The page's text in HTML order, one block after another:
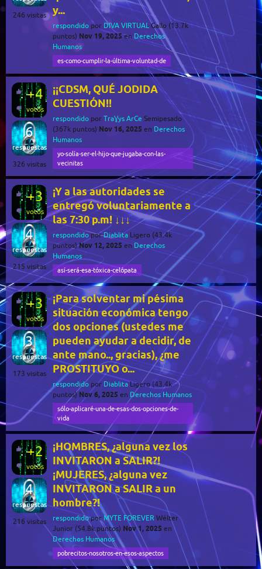
246 visitas
y...
respondido por DIVA VIRTUAL Gallo (13.7k
puntos) Nov 19, 2025 enDerechos
Humanos
es-como-cumplir-la-última-voluntad-de
+4
votos
6
respuestas
326 visitas
¡¡CDSM, QUÉ JODIDA
CUESTIÓN!!
respondido por TraƔys ArCe Semipesado
(367k puntos) Nov 16, 2025 en Derechos
Humanos
yo-solía-ser-el-hijo-que-jugaba-con-las-
vecinitas
+3
votos
4
respuestas
215 visitas
¡Y a las autoridades se
entregó voluntariamente a
las 7:30 p.m! ↓↓↓
respondido porDiablita Ligero (43.4k
puntos) Nov 12, 2025 en Derechos
Humanos
así-será-esa-tóxica-celópata
+3
votos
3
respuestas
173 visitas
¡Para solventar mi pésima
situación económica tengo
dos opciones (ustedes me
pueden ayudar a decidir, de
ante mano.., gracias), ¿me
PROSTITUYO o...
respondido por Diablita Ligero (43.4k
puntos) Nov 6, 2025 en Derechos Humanos
sólo-aplicaré-una-de-esas-dos-opciones-de-
vida
+2
votos
4
respuestas
216 visitas
¡HOMBRES, ¿alguna vez los
INVITARON a SALIR?!
¡MUJERES, ¿alguna vez
INVITARON a SALIR a un
hombre?!
respondido por MYTE FOREVER Wélter
Junior (54.8k puntos) Nov 1, 2025 en
Derechos Humanos
pobrecitos-nosotros-en-esos-aspectos